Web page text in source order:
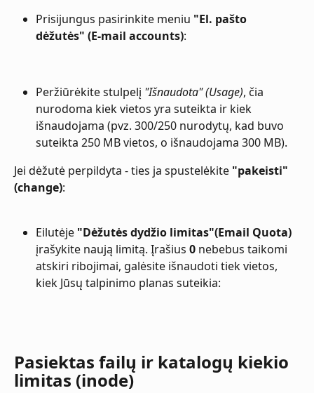
Prisijungus pasirinkite meniu "El. pašto
dėžutės" (E-mail accounts):
Peržiūrėkite stulpelį "Išnaudota" (Usage), čia
nurodoma kiek vietos yra suteikta ir kiek
išnaudojama (pvz. 300/250 nurodytų, kad buvo
suteikta 250 MB vietos, o išnaudojama 300 MB).
Jei dėžutė perpildyta - ties ja spustelėkite "pakeisti"
(change):
Eilutėje "Dėžutės dydžio limitas"(Email Quota)
įrašykite naują limitą. Įrašius 0 nebebus taikomi
atskiri ribojimai, galėsite išnaudoti tiek vietos,
kiek Jūsų talpinimo planas suteikia:
Pasiektas failų ir katalogų kiekio
limitas (inode)